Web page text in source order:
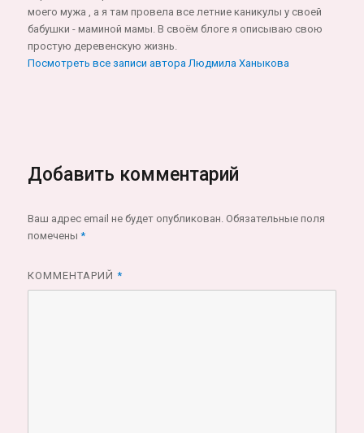
моего мужа , а я там провела все летние каникулы у своей
бабушки - маминой мамы. В своём блоге я описываю свою
простую деревенскую жизнь.
Посмотреть все записи автора Людмила Ханыкова
Добавить комментарий
Ваш адрес email не будет опубликован. Обязательные поля
помечены*
КОММЕНТАРИЙ*